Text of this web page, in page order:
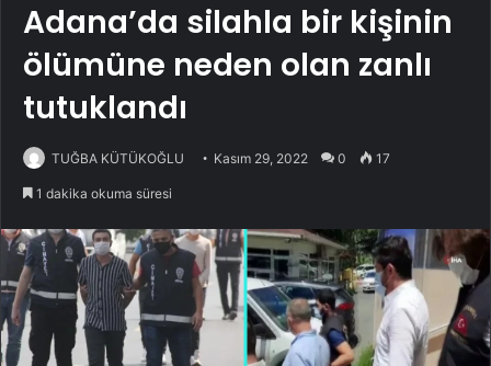
Adana’da silahla bir kişinin
ölümüne neden olan zanlı
tutuklandı
TUĞBA KÜTÜKOĞLU Kasım 29, 2022 0 17
1 dakika okuma süresi